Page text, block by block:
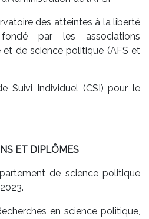
des atteintes à la liberté
par les associations
de science politique (AFS et
Suivi Individuel (CSI) pour le
ET DIPLÔMES
de science politique
en science politique,